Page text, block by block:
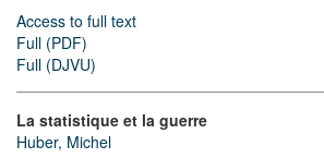
Access to full text
Full (PDF)
Full (DJVU)
La statistique et la guerre
Huber, Michel